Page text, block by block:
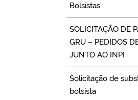
Bolsistas
SOLICITAÇÃO DE
GRU – PEDIDOS
JUNTO AO INPI
Solicitação de
bolsista